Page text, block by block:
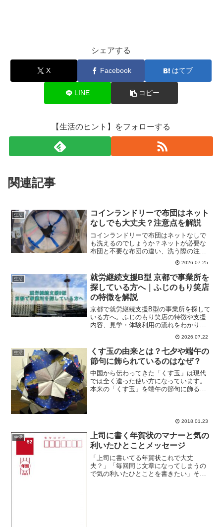
シェアする
X Facebook はてブ
LINE コピー
【生活のヒント】をフォローする
関連記事
生活
コインランドリーで布団はネット
なしでも大丈夫？注意点を解説
コインランドリーで布団はネットなしで
も洗えるのでしょうか？ネットが必要な
布団と不要な布団の違い、洗う際の注意
点やトラブルをわかりやすく解説しま
2026.07.25
生活
就労継続支援B型 京都で事業所を
探している方へ｜ふじのもり笑店
の特徴を解説
京都で就労継続支援B型の事業所を探して
いる方へ。ふじのもり笑店の特徴や支援
内容、見学・体験利用の流れをわかりや
すく解説します。事業所選びで後悔しな
いポイントや見学チェックリストも紹介
しているので、自分に合った事業所選び
の参考にしてください。
2026.07.22
生活
くす玉の由来とは？七夕や端午の
節句に飾られているのはなぜ？
中国から伝わってきた「くす玉」は現代
では全く違った使い方になっています。
本来の「くす玉」を端午の節句に飾る理
2018.01.23
生活
上司に書く年賀状のマナーと気の
利いたひとことメッセージ
「上司に書いてる年賀状これで大丈
夫？」「毎回同じ文章になってしまうの
で気の利いたひとことを書きたい」そん